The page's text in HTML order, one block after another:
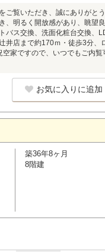
覧いただき、誠にありがと
、明るく開放感があり、眺望
バス交換、洗面化粧台交換、
店まで約170ｍ・徒歩3分、
家ですので、いつでもご内
お気に入りに追加
築36年8ヶ月
8階建